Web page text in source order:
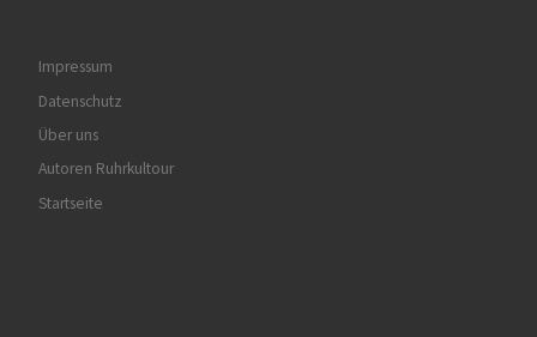
Impressum
Datenschutz
Über uns
Autoren Ruhrkultour
Startseite